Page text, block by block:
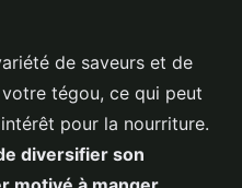
de saveurs et de
tégou, ce qui peut
pour la nourriture.
diversifier son